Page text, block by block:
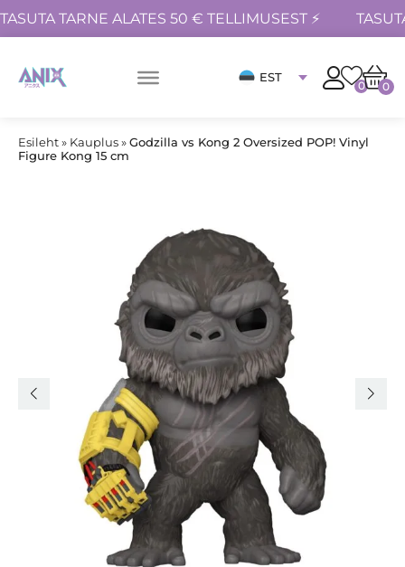
TASUTA TARNE ALATES 50 € TELLIMUSEST ⚡
EST
0 0
Esileht» Kauplus»Godzilla vs Kong 2 Oversized POP! Vinyl
Figure Kong 15 cm